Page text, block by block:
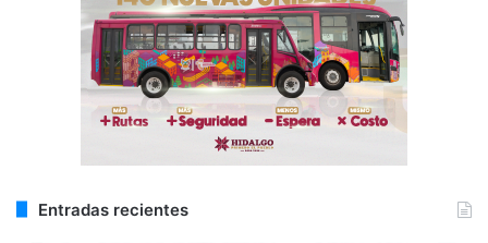
Entradas recientes